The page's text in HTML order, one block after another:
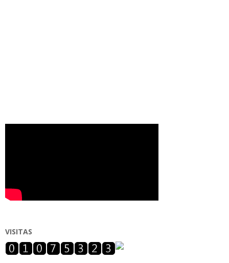
VISITAS